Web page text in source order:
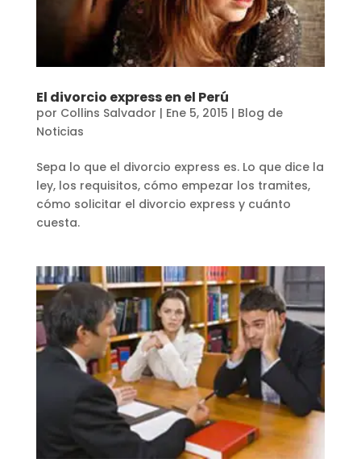
El divorcio express en el Perú
por Collins Salvador | Ene 5, 2015 | Blog de
Noticias
Sepa lo que el divorcio express es. Lo que dice la
ley, los requisitos, cómo empezar los tramites,
cómo solicitar el divorcio express y cuánto
cuesta.